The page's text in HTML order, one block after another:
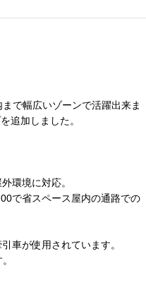
で幅広いゾーンで活躍出来ま
追加しました。
環境に対応。
で省スペース屋内の通路での
車が使用されています。